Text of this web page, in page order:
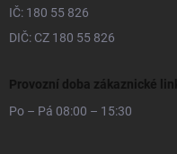
IČ: 180 55 826
DIČ: CZ 180 55 826
Provozní doba zákaznické
Po – Pá 08:00 – 15:30